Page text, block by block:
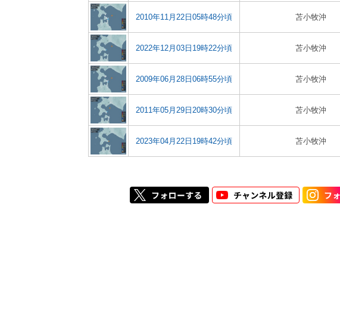
2010年11月22日05時48分頃 苫小牧沖
2022年12月03日19時22分頃 苫小牧沖
2009年06月28日06時55分頃 苫小牧沖
2011年05月29日20時30分頃 苫小牧沖
2023年04月22日19時42分頃 苫小牧沖